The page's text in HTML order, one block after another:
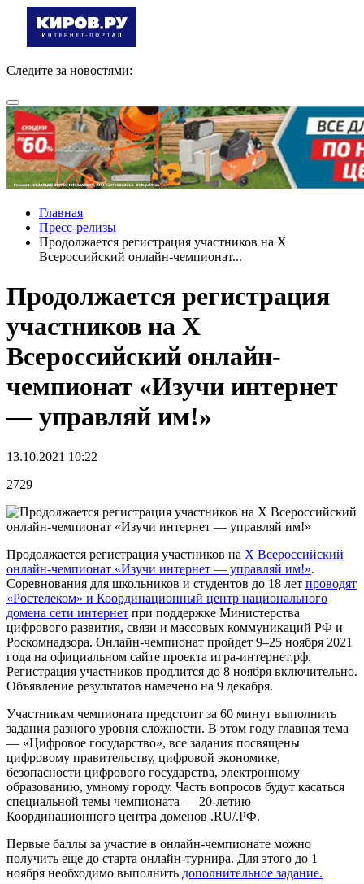
Следите за новостями:
Главная
Пресс-релизы
Продолжается регистрация участников на X
Всероссийский онлайн-чемпионат...
Продолжается регистрация
участников на X
Всероссийский онлайн-
чемпионат «Изучи интернет
— управляй им!»
13.10.2021 10:22
2729
Продолжается регистрация участников на X Всероссийский
онлайн-чемпионат «Изучи интернет — управляй им!».
Соревнования для школьников и студентов до 18 лет проводят
«Ростелеком» и Координационный центр национального
домена сети интернет при поддержке Министерства
цифрового развития, связи и массовых коммуникаций РФ и
Роскомнадзора. Онлайн-чемпионат пройдет 9–25 ноября 2021
года на официальном сайте проекта игра-интернет.рф.
Регистрация участников продлится до 8 ноября включительно.
Объявление результатов намечено на 9 декабря.
Участникам чемпионата предстоит за 60 минут выполнить
задания разного уровня сложности. В этом году главная тема
— «Цифровое государство», все задания посвящены
цифровому правительству, цифровой экономике,
безопасности цифрового государства, электронному
образованию, умному городу. Часть вопросов будут касаться
специальной темы чемпионата — 20-летию
Координационного центра доменов .RU/.РФ.
Первые баллы за участие в онлайн-чемпионате можно
получить еще до старта онлайн-турнира. Для этого до 1
ноября необходимо выполнить дополнительное задание.